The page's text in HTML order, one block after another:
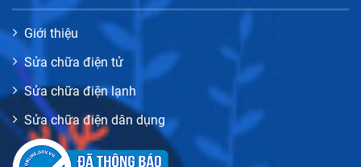
Giới thiệu
Sửa chữa điện tử
Sửa chữa điện lạnh
Sửa chữa điện dân dụng